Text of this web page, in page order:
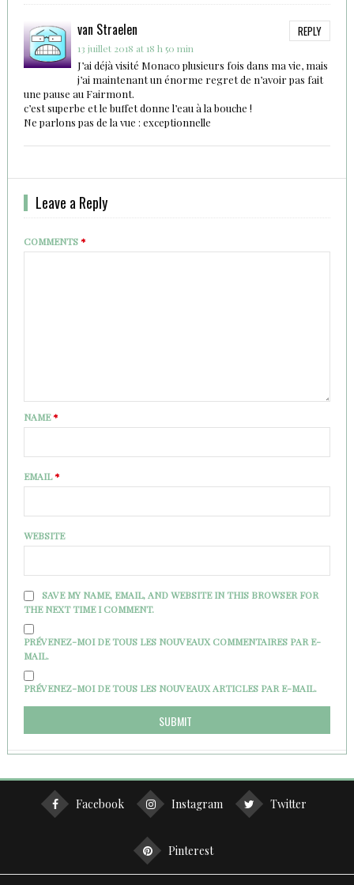
van Straelen REPLY
13 juillet 2018 at 18 h 50 min
J’ai déjà visité Monaco plusieurs fois dans ma vie, mais
j’ai maintenant un énorme regret de n’avoir pas fait
une pause au Fairmont.
c’est superbe et le buffet donne l’eau à la bouche !
Ne parlons pas de la vue : exceptionnelle
Leave a Reply
COMMENTS*
NAME*
EMAIL*
WEBSITE
SAVE MY NAME, EMAIL, AND WEBSITE IN THIS BROWSER FOR
THE NEXT TIME I COMMENT.
PRÉVENEZ-MOI DE TOUS LES NOUVEAUX COMMENTAIRES PAR E-
MAIL.
PRÉVENEZ-MOI DE TOUS LES NOUVEAUX ARTICLES PAR E-MAIL.
Facebook Instagram Twitter
Pinterest